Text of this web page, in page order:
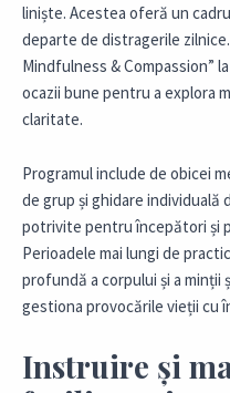
liniște. Acestea oferă un
departe de distragerile
Mindfulness & Compassion”
ocazii bune pentru a explora
claritate.
Programul include de obicei
de grup și ghidare
potrivite pentru începători și
Perioadele mai lungi de
profundă a corpului și a minții
gestiona provocările vieții cu
Instruire și